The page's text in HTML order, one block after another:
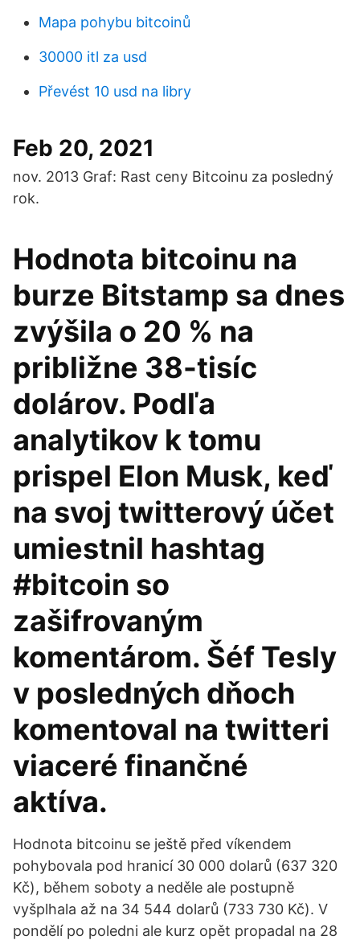
Mapa pohybu bitcoinů
30000 itl za usd
Převést 10 usd na libry
Feb 20, 2021
nov. 2013 Graf: Rast ceny Bitcoinu za posledný
rok.
Hodnota bitcoinu na
burze Bitstamp sa dnes
zvýšila o 20 % na
približne 38-tisíc
dolárov. Podľa
analytikov k tomu
prispel Elon Musk, keď
na svoj twitterový účet
umiestnil hashtag
#bitcoin so
zašifrovaným
komentárom. Šéf Tesly
v posledných dňoch
komentoval na twitteri
viaceré finančné
aktíva.
Hodnota bitcoinu se ještě před víkendem
pohybovala pod hranicí 30 000 dolarů (637 320
Kč), během soboty a neděle ale postupně
vyšplhala až na 34 544 dolarů (733 730 Kč). V
pondělí po poledni ale kurz opět propadal na 28